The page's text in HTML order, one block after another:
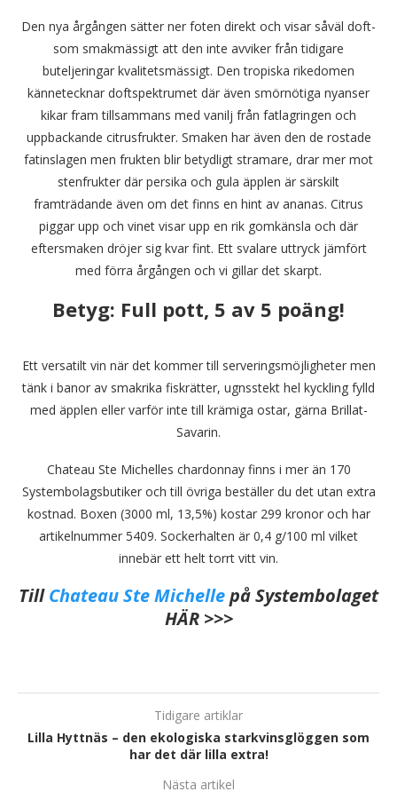
Den nya årgången sätter ner foten direkt och visar såväl doft-
som smakmässigt att den inte avviker från tidigare
buteljeringar kvalitetsmässigt. Den tropiska rikedomen
kännetecknar doftspektrumet där även smörnötiga nyanser
kikar fram tillsammans med vanilj från fatlagringen och
uppbackande citrusfrukter. Smaken har även den de rostade
fatinslagen men frukten blir betydligt stramare, drar mer mot
stenfrukter där persika och gula äpplen är särskilt
framträdande även om det finns en hint av ananas. Citrus
piggar upp och vinet visar upp en rik gomkänsla och där
eftersmaken dröjer sig kvar fint. Ett svalare uttryck jämfört
med förra årgången och vi gillar det skarpt.
Betyg: Full pott, 5 av 5 poäng!
Ett versatilt vin när det kommer till serveringsmöjligheter men
tänk i banor av smakrika fiskrätter, ugnsstekt hel kyckling fylld
med äpplen eller varför inte till krämiga ostar, gärna Brillat-
Savarin.
Chateau Ste Michelles chardonnay finns i mer än 170
Systembolagsbutiker och till övriga beställer du det utan extra
kostnad. Boxen (3000 ml, 13,5%) kostar 299 kronor och har
artikelnummer 5409. Sockerhalten är 0,4 g/100 ml vilket
innebär ett helt torrt vitt vin.
TillChateau Ste Michellepå Systembolaget
HÄR >>>
Tidigare artiklar
Lilla Hyttnäs – den ekologiska starkvinsglöggen som
har det där lilla extra!
Nästa artikel